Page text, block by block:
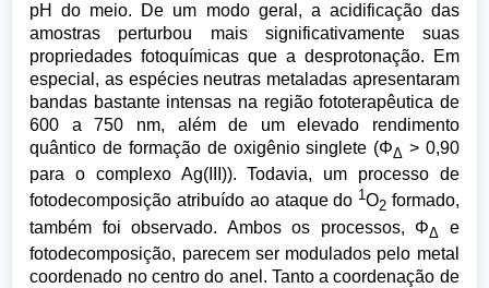
pH do meio. De um modo geral, a acidificação das
amostras perturbou mais significativamente suas
propriedades fotoquímicas que a desprotonação. Em
especial, as espécies neutras metaladas apresentaram
bandas bastante intensas na região fototerapêutica de
600 a 750 nm, além de um elevado rendimento
quântico de formação de oxigênio singlete (ΦΔ > 0,90
para o complexo Ag(III)). Todavia, um processo de
fotodecomposição atribuído ao ataque do 1O2 formado,
também foi observado. Ambos os processos, ΦΔ
e
fotodecomposição, parecem ser modulados pelo metal
coordenado no centro do anel. Tanto a coordenação de